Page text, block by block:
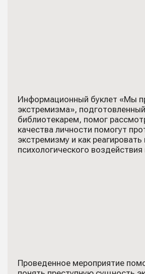
Информационный буклет «Мы
экстремизма», подготовленный
библиотекарем, помог
качества личности помогут
экстремизму и как
психологического
Проведенное мероприятие